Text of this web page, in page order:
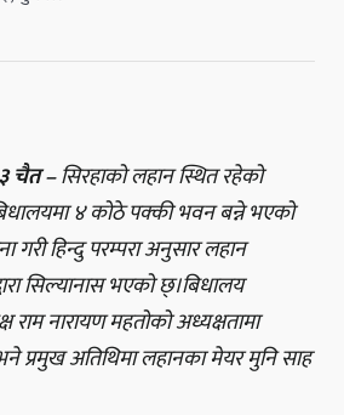
चैत –सिरहाको लहान स्थित रहेको
४ कोठे पक्की भवन बन्ने भएको
हिन्दु परम्परा अनुसार लहान
सिल्यानास भएको छ्।बिधालय
राम नारायण महतोको अध्यक्षतामा
प्रमुख अतिथिमा लहानका मेयर मुनि साह